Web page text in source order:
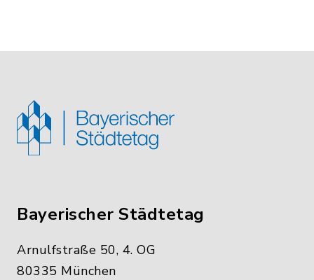
Bayerischer Städtetag
Arnulfstraße 50, 4. OG
80335 München